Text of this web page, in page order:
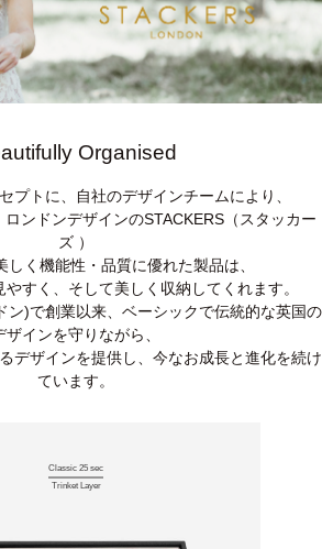
Organised
プトに、自社のデザインチームにより、
ンドンデザインのSTACKERS（スタッカー
ズ ）
しく機能性・品質に優れた製品は、
すく、そして美しく収納してくれます。
ン)で創業以来、ベーシックで伝統的な英国の
ザインを守りながら、
デザインを提供し、今なお成長と進化を続け
ています。
Classic 25 sec
Trinket Layer